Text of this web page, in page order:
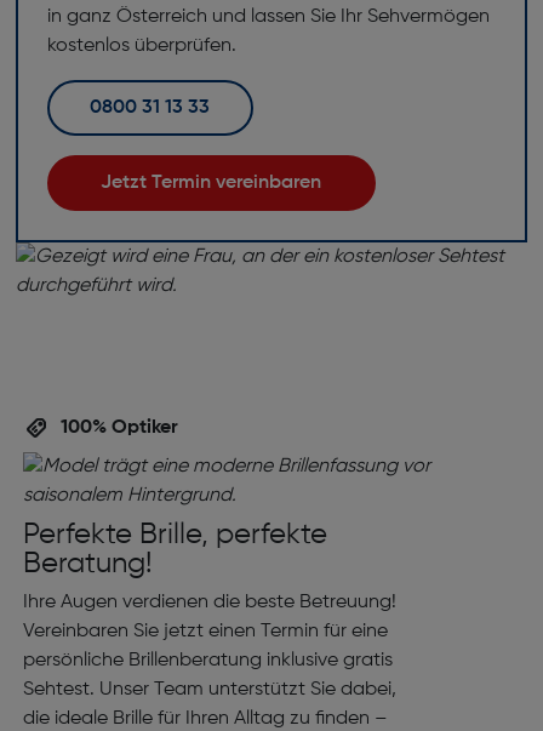
in ganz Österreich und lassen Sie Ihr Sehvermögen
kostenlos überprüfen.
0800 31 13 33
Jetzt Termin vereinbaren
100% Optiker
Perfekte Brille, perfekte
Beratung!
Ihre Augen verdienen die beste Betreuung!
Vereinbaren Sie jetzt einen Termin für eine
persönliche Brillenberatung inklusive gratis
Sehtest. Unser Team unterstützt Sie dabei,
die ideale Brille für Ihren Alltag zu finden –